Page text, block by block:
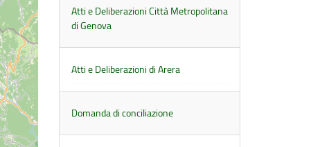
Atti e Deliberazioni Città Metropolitana
di Genova
Atti e Deliberazioni di Arera
Domanda di conciliazione